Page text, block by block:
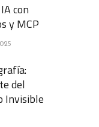
con
y MCP
del
Invisible